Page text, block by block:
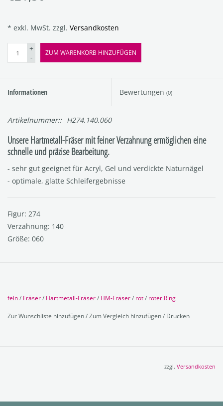
* exkl. MwSt. zzgl. Versandkosten
+
-
ZUM WARENKORB HINZUFÜGEN
Informationen Bewertungen (0)
Artikelnummer:: H274.140.060
Unsere Hartmetall-Fräser mit feiner Verzahnung ermöglichen eine
schnelle und präzise Bearbeitung.
- sehr gut geeignet für Acryl, Gel und verdickte Naturnägel
- optimale, glatte Schleifergebnisse
Figur: 274
Verzahnung: 140
Größe: 060
fein/ Fräser/ Hartmetall-Fräser/ HM-Fräser/ rot/ roter Ring
Zur Wunschliste hinzufügen/Zum Vergleich hinzufügen/ Drucken
zzgl. Versandkosten